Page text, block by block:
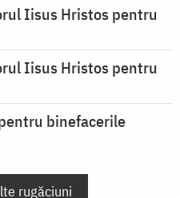
Iisus Hristos pentru
Iisus Hristos pentru
binefacerile
rugăciuni